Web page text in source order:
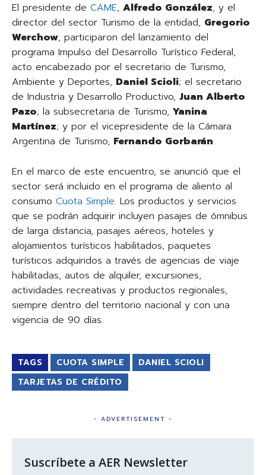
El presidente de CAME, Alfredo González, y el
director del sector Turismo de la entidad, Gregorio
Werchow, participaron del lanzamiento del
programa Impulso del Desarrollo Turístico Federal,
acto encabezado por el secretario de Turismo,
Ambiente y Deportes, Daniel Scioli; el secretario
de Industria y Desarrollo Productivo, Juan Alberto
Pazo; la subsecretaria de Turismo, Yanina
Martínez; y por el vicepresidente de la Cámara
Argentina de Turismo, Fernando Gorbarán.
En el marco de este encuentro, se anunció que el
sector será incluido en el programa de aliento al
consumo Cuota Simple. Los productos y servicios
que se podrán adquirir incluyen pasajes de ómnibus
de larga distancia, pasajes aéreos, hoteles y
alojamientos turísticos habilitados, paquetes
turísticos adquiridos a través de agencias de viaje
habilitadas, autos de alquiler, excursiones,
actividades recreativas y productos regionales,
siempre dentro del territorio nacional y con una
vigencia de 90 días.
TAGS CUOTA SIMPLE
DANIEL SCIOLI
TARJETAS DE CRÉDITO
- ADVERTISEMENT -
Suscríbete a AER Newsletter